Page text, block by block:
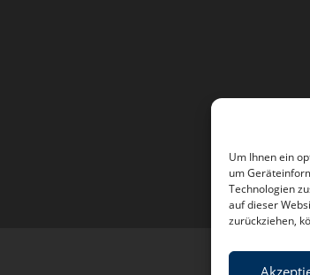
Um Ihnen ein
um
Technologien
auf dieser
zurückziehen,